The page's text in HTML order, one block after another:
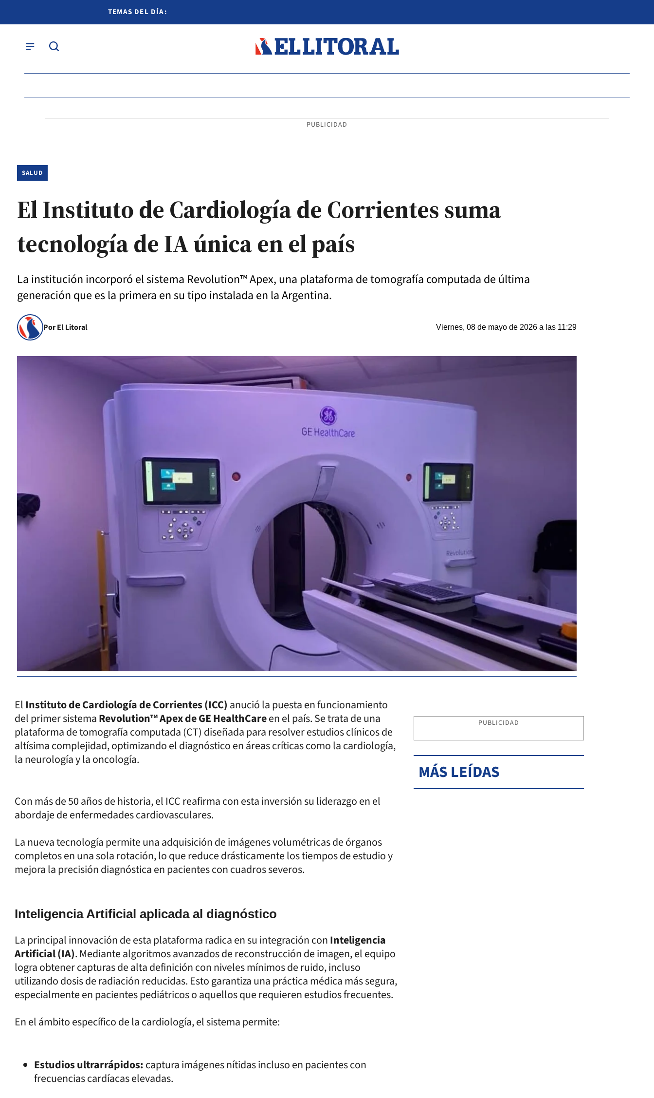
TEMAS DEL DÍA:
PUBLICIDAD
SALUD
El Instituto de Cardiología de Corrientes suma
tecnología de IA única en el país
La institución incorporó el sistema Revolution™ Apex, una plataforma de tomografía computada de última
generación que es la primera en su tipo instalada en la Argentina.
Por El Litoral Viernes, 08 de mayo de 2026 a las 11:29
ElInstituto de Cardiología de Corrientes (ICC) anució la puesta en funcionamiento
del primer sistemaRevolution™ Apex de GE HealthCareen el país. Se trata de una
plataforma de tomografía computada (CT) diseñada para resolver estudios clínicos de
altísima complejidad, optimizando el diagnóstico en áreas críticas como la cardiología,
la neurología y la oncología.
Con más de 50 años de historia, el ICC reafirma con esta inversión su liderazgo en el
abordaje de enfermedades cardiovasculares.
La nueva tecnología permite una adquisición de imágenes volumétricas de órganos
completos en una sola rotación, lo que reduce drásticamente los tiempos de estudio y
mejora la precisión diagnóstica en pacientes con cuadros severos.
Inteligencia Artificial aplicada al diagnóstico
La principal innovación de esta plataforma radica en su integración conInteligencia
Artificial (IA). Mediante algoritmos avanzados de reconstrucción de imagen, el equipo
logra obtener capturas de alta definición con niveles mínimos de ruido, incluso
utilizando dosis de radiación reducidas. Esto garantiza una práctica médica más segura,
especialmente en pacientes pediátricos o aquellos que requieren estudios frecuentes.
En el ámbito específico de la cardiología, el sistema permite:
Estudios ultrarrápidos:captura imágenes nítidas incluso en pacientes con
frecuencias cardíacas elevadas.
PUBLICIDAD
MÁS LEÍDAS